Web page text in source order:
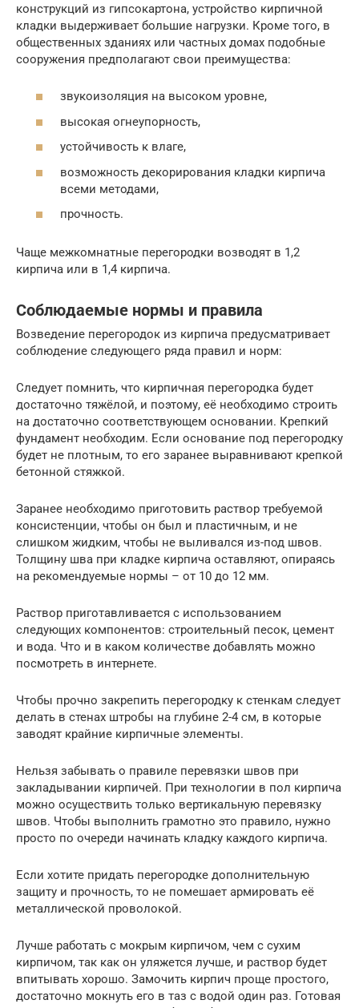
конструкций из гипсокартона, устройство кирпичной
кладки выдерживает большие нагрузки. Кроме того, в
общественных зданиях или частных домах подобные
сооружения предполагают свои преимущества:
звукоизоляция на высоком уровне,
высокая огнеупорность,
устойчивость к влаге,
возможность декорирования кладки кирпича
всеми методами,
прочность.
Чаще межкомнатные перегородки возводят в 1,2
кирпича или в 1,4 кирпича.
Соблюдаемые нормы и правила
Возведение перегородок из кирпича предусматривает
соблюдение следующего ряда правил и норм:
Следует помнить, что кирпичная перегородка будет
достаточно тяжёлой, и поэтому, её необходимо строить
на достаточно соответствующем основании. Крепкий
фундамент необходим. Если основание под перегородку
будет не плотным, то его заранее выравнивают крепкой
бетонной стяжкой.
Заранее необходимо приготовить раствор требуемой
консистенции, чтобы он был и пластичным, и не
слишком жидким, чтобы не выливался из-под швов.
Толщину шва при кладке кирпича оставляют, опираясь
на рекомендуемые нормы – от 10 до 12 мм.
Раствор приготавливается с использованием
следующих компонентов: строительный песок, цемент
и вода. Что и в каком количестве добавлять можно
посмотреть в интернете.
Чтобы прочно закрепить перегородку к стенкам следует
делать в стенах штробы на глубине 2-4 см, в которые
заводят крайние кирпичные элементы.
Нельзя забывать о правиле перевязки швов при
закладывании кирпичей. При технологии в пол кирпича
можно осуществить только вертикальную перевязку
швов. Чтобы выполнить грамотно это правило, нужно
просто по очереди начинать кладку каждого кирпича.
Если хотите придать перегородке дополнительную
защиту и прочность, то не помешает армировать её
металлической проволокой.
Лучше работать с мокрым кирпичом, чем с сухим
кирпичом, так как он уляжется лучше, и раствор будет
впитывать хорошо. Замочить кирпич проще простого,
достаточно мокнуть его в таз с водой один раз. Готовая